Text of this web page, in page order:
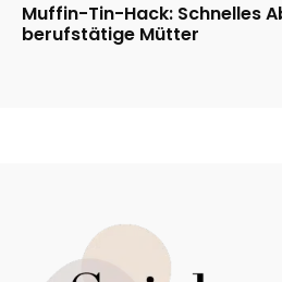
Muffin-Tin-Hack: Schnelles
berufstätige Mütter